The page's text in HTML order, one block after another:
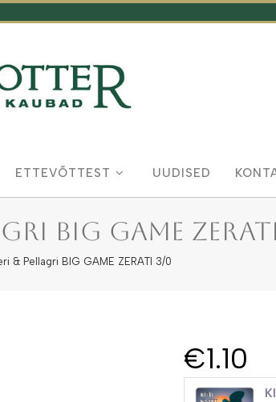
ETTEVÕTTEST UUDISED
BIG GAME
& Pellagri BIG GAME ZERATI 3/0
€1.10